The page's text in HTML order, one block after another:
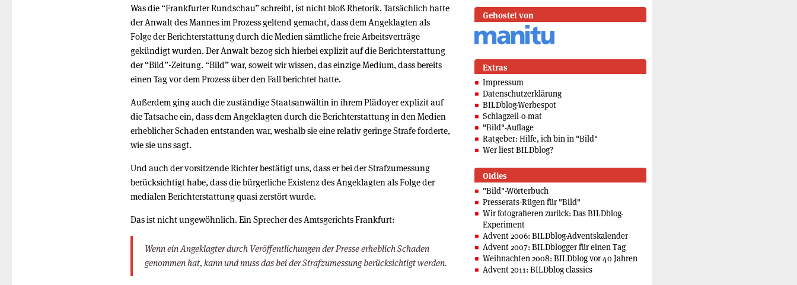
Was die “Frankfurter Rundschau” schreibt, ist nicht bloß Rhetorik. Tatsächlich hatte
der Anwalt des Mannes im Prozess geltend gemacht, dass dem Angeklagten als
Folge der Berichterstattung durch die Medien sämtliche freie Arbeitsverträge
gekündigt wurden. Der Anwalt bezog sich hierbei explizit auf die Berichterstattung
der “Bild”-Zeitung. “Bild” war, soweit wir wissen, das einzige Medium, dass bereits
einen Tag vor dem Prozess über den Fall berichtet hatte.
Außerdem ging auch die zuständige Staatsanwältin in ihrem Plädoyer explizit auf
die Tatsache ein, dass dem Angeklagten durch die Berichterstattung in den Medien
erheblicher Schaden entstanden war, weshalb sie eine relativ geringe Strafe forderte,
wie sie uns sagt.
Und auch der vorsitzende Richter bestätigt uns, dass er bei der Strafzumessung
berücksichtigt habe, dass die bürgerliche Existenz des Angeklagten als Folge der
medialen Berichterstattung quasi zerstört wurde.
Das ist nicht ungewöhnlich. Ein Sprecher des Amtsgerichts Frankfurt:
Wenn ein Angeklagter durch Veröffentlichungen der Presse erheblich Schaden
genommen hat, kann und muss das bei der Strafzumessung berücksichtigt werden.
Gehostet von
Extras
Impressum
Datenschutzerklärung
BILDblog-Werbespot
Schlagzeil-o-mat
"Bild"-Auflage
Ratgeber: Hilfe, ich bin in "Bild"
Wer liest BILDblog?
Oldies
"Bild"-Wörterbuch
Presserats-Rügen für "Bild"
Wir fotografieren zurück: Das BILDblog-
Experiment
Advent 2006: BILDblog-Adventskalender
Advent 2007: BILDblogger für einen Tag
Weihnachten 2008: BILDblog vor 40 Jahren
Advent 2011: BILDblog classics